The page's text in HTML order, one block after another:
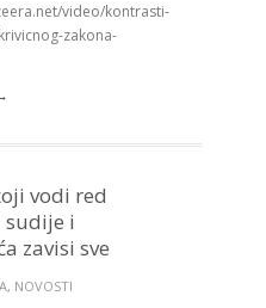
video/kontrasti-
zakona-
vodi red
sudije i
zavisi sve
, NOVOSTI